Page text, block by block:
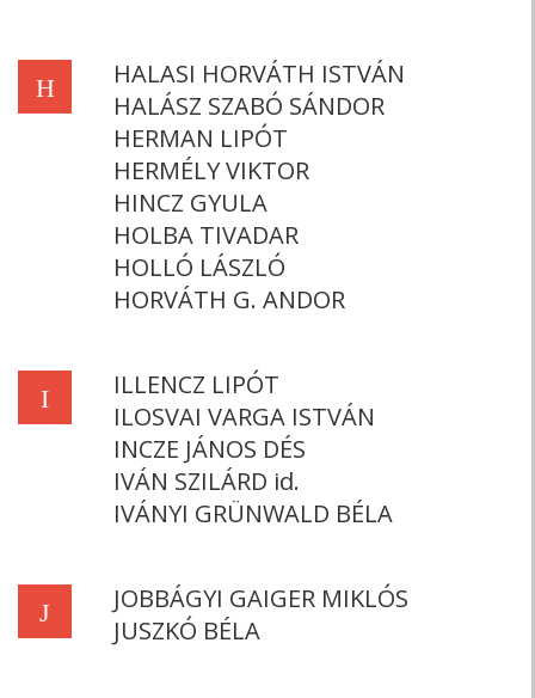
H
HALASI HORVÁTH ISTVÁN
HALÁSZ SZABÓ SÁNDOR
HERMAN LIPÓT
HERMÉLY VIKTOR
HINCZ GYULA
HOLBA TIVADAR
HOLLÓ LÁSZLÓ
HORVÁTH G. ANDOR
I
ILLENCZ LIPÓT
ILOSVAI VARGA ISTVÁN
INCZE JÁNOS DÉS
IVÁN SZILÁRD id.
IVÁNYI GRÜNWALD BÉLA
J
JOBBÁGYI GAIGER MIKLÓS
JUSZKÓ BÉLA